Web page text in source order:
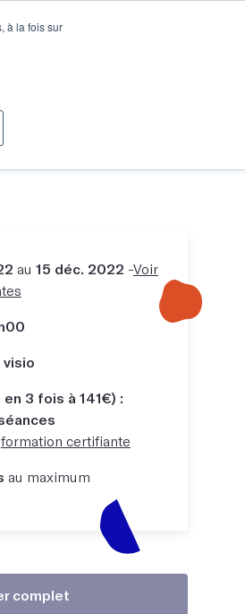
à la fois sur
découvre les ateliers
au 15 déc. 2022 -Voir
visio
3 fois à 141€) :
formation certifiante
au maximum
complet